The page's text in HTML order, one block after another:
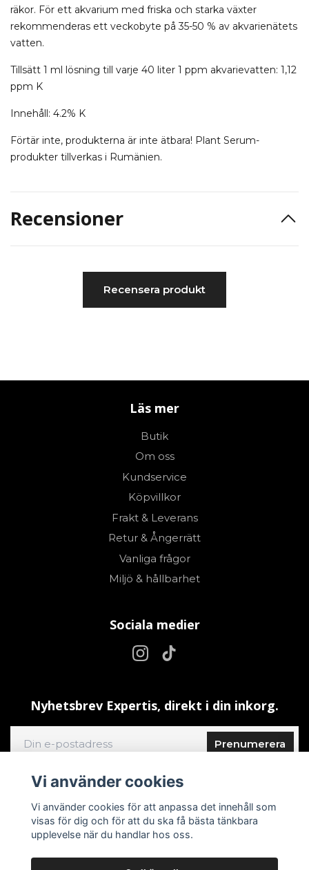
räkor. För ett akvarium med friska och starka växter
rekommenderas ett veckobyte på 35-50 % av akvarienätets
vatten.
Tillsätt 1 ml lösning till varje 40 liter 1 ppm akvarievatten: 1,12
ppm K
Innehåll: 4.2% K
Förtär inte, produkterna är inte ätbara! Plant Serum-
produkter tillverkas i Rumänien.
Recensioner
Recensera produkt
Läs mer
Butik
Om oss
Kundservice
Köpvillkor
Frakt & Leverans
Retur & Ångerrätt
Vanliga frågor
Miljö & hållbarhet
Sociala medier
Nyhetsbrev Expertis, direkt i din inkorg.
Prenumerera
Vi använder cookies
Vi använder cookies för att anpassa det innehåll som
visas för dig och för att du ska få bästa tänkbara
upplevelse när du handlar hos oss.